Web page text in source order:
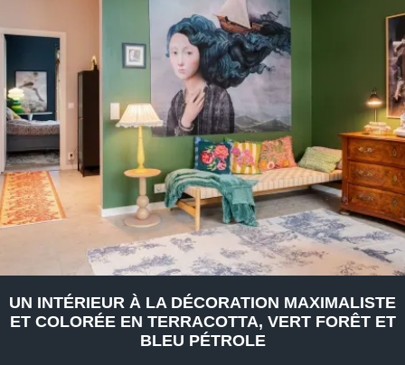
UN INTÉRIEUR À LA DÉCORATION MAXIMALISTE
ET COLORÉE EN TERRACOTTA, VERT FORÊT ET
BLEU PÉTROLE